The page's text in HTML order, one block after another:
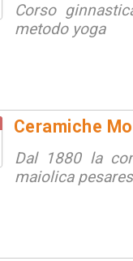
Corso
metodo yoga
Ceramiche
Dal 1880 la
maiolica